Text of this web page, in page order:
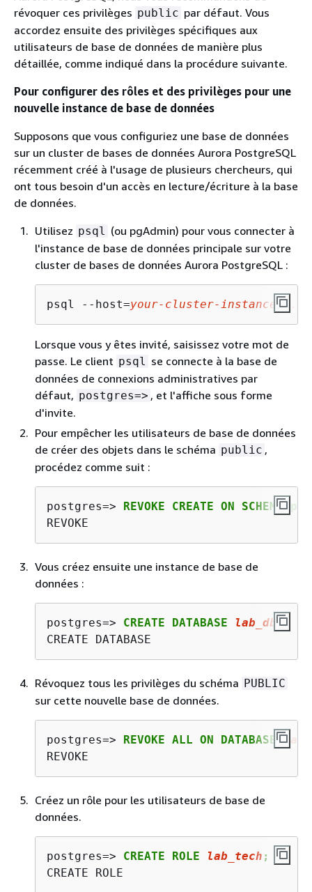
révoquer ces privilèges public par défaut. Vous
accordez ensuite des privilèges spécifiques aux
utilisateurs de base de données de manière plus
détaillée, comme indiqué dans la procédure suivante.
Pour configurer des rôles et des privilèges pour une
nouvelle instance de base de données
Supposons que vous configuriez une base de données
sur un cluster de bases de données Aurora PostgreSQL
récemment créé à l'usage de plusieurs chercheurs, qui
ont tous besoin d'un accès en lecture/écriture à la base
de données.
Utilisez psql (ou pgAdmin) pour vous connecter à
l'instance de base de données principale sur votre
cluster de bases de données Aurora PostgreSQL :
psql --host=your-cluster-instance-1
Lorsque vous y êtes invité, saisissez votre mot de
passe. Le client psql se connecte à la base de
données de connexions administratives par
défaut, postgres=> , et l'affiche sous forme
d'invite.
Pour empêcher les utilisateurs de base de données
de créer des objets dans le schéma public ,
procédez comme suit :
postgres=> REVOKE CREATE ON SCHEMA
REVOKE
Vous créez ensuite une instance de base de
données :
postgres=> CREATE DATABASE lab_db ;
CREATE DATABASE
Révoquez tous les privilèges du schéma PUBLIC
sur cette nouvelle base de données.
postgres=> REVOKE ALL ON DATABASE
REVOKE
Créez un rôle pour les utilisateurs de base de
données.
postgres=> CREATE ROLE lab_tech ;
CREATE ROLE